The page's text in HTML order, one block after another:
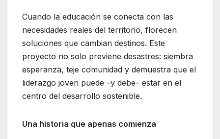
Cuando la educación se conecta con las
necesidades reales del territorio, florecen
soluciones que cambian destinos. Este
proyecto no solo previene desastres: siembra
esperanza, teje comunidad y demuestra que el
liderazgo joven puede –y debe– estar en el
centro del desarrollo sostenible.
Una historia que apenas comienza